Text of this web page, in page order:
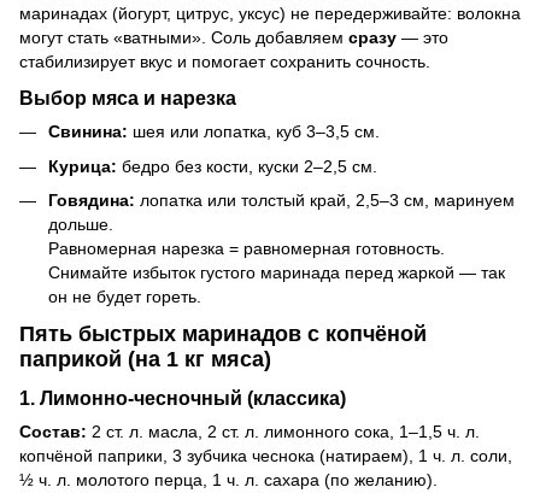
маринадах (йогурт, цитрус, уксус) не передерживайте: волокна
могут стать «ватными». Соль добавляем сразу — это
стабилизирует вкус и помогает сохранить сочность.
Выбор мяса и нарезка
Свинина: шея или лопатка, куб 3–3,5 см.
Курица: бедро без кости, куски 2–2,5 см.
Говядина: лопатка или толстый край, 2,5–3 см, маринуем
дольше.
Равномерная нарезка = равномерная готовность.
Снимайте избыток густого маринада перед жаркой — так
он не будет гореть.
Пять быстрых маринадов с копчёной
паприкой (на 1 кг мяса)
1. Лимонно-чесночный (классика)
Состав: 2 ст. л. масла, 2 ст. л. лимонного сока, 1–1,5 ч. л.
копчёной паприки, 3 зубчика чеснока (натираем), 1 ч. л. соли,
½ ч. л. молотого перца, 1 ч. л. сахара (по желанию).